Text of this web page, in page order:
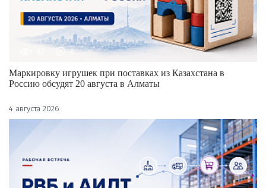
0
Маркировку игрушек при поставках из Казахстана в
Россию обсудят 20 августа в Алматы
4 августа 2026